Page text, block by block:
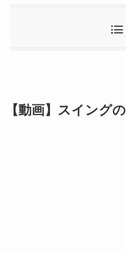
【動画】スイング